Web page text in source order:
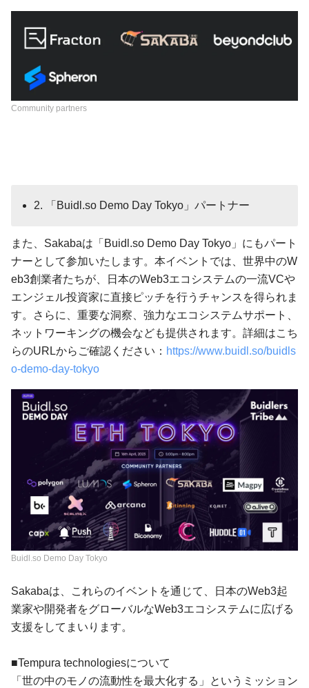
Community partners
2. 「Buidl.so Demo Day Tokyo」パートナー
また、Sakabaは「Buidl.so Demo Day Tokyo」にもパート
ナーとして参加いたします。本イベントでは、世界中のW
eb3創業者たちが、日本のWeb3エコシステムの一流VCや
エンジェル投資家に直接ピッチを行うチャンスを得られま
す。さらに、重要な洞察、強力なエコシステムサポート、
ネットワーキングの機会なども提供されます。詳細はこち
らのURLからご確認ください： https://www.buidl.so/buidls
o-demo-day-tokyo
Buidl.so Demo Day Tokyo
Sakabaは、これらのイベントを通じて、日本のWeb3起
業家や開発者をグローバルなWeb3エコシステムに広げる
支援をしてまいります。
■Tempura technologiesについて
「世の中のモノの流動性を最大化する」というミッション